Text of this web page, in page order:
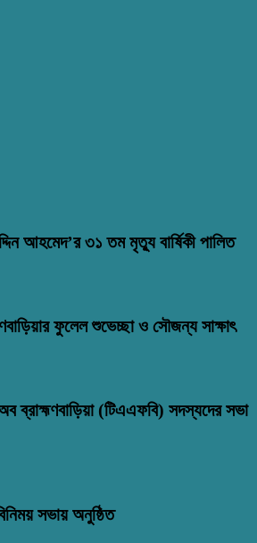
আহমেদ’র ৩১ তম মৃত্যু বার্ষিকী পালিত
ফুলেল শুভেচ্ছা ও সৌজন্য সাক্ষাৎ
ব্রাহ্মণবাড়িয়া (টিএএফবি) সদস্যদের সভা
সভায় অনুষ্ঠিত